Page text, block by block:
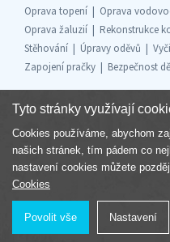
Oprava topení
Oprava
Oprava žaluzií
Rekonstrukce
Stěhování
Úpravy oděvů
Zapojení pračky
Bezpečnost
Součást skupiny
Tyto stránky využívají
Cookies používáme, abychom
našich stránek, tím pádem co
nastavení cookies můžete
Cookies
Povolit vše Nastavení